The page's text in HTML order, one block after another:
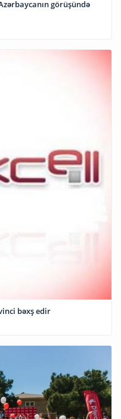
görüşündə
bəxş edir